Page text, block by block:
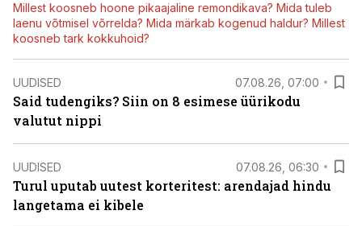
Millest koosneb hoone pikaajaline remondikava? Mida tuleb
laenu võtmisel võrrelda? Mida märkab kogenud haldur? Millest
koosneb tark kokkuhoid?
UUDISED 07.08.26, 07:00
Said tudengiks? Siin on 8 esimese üürikodu
valutut nippi
UUDISED 07.08.26, 06:30
Turul uputab uutest korteritest: arendajad hindu
langetama ei kibele